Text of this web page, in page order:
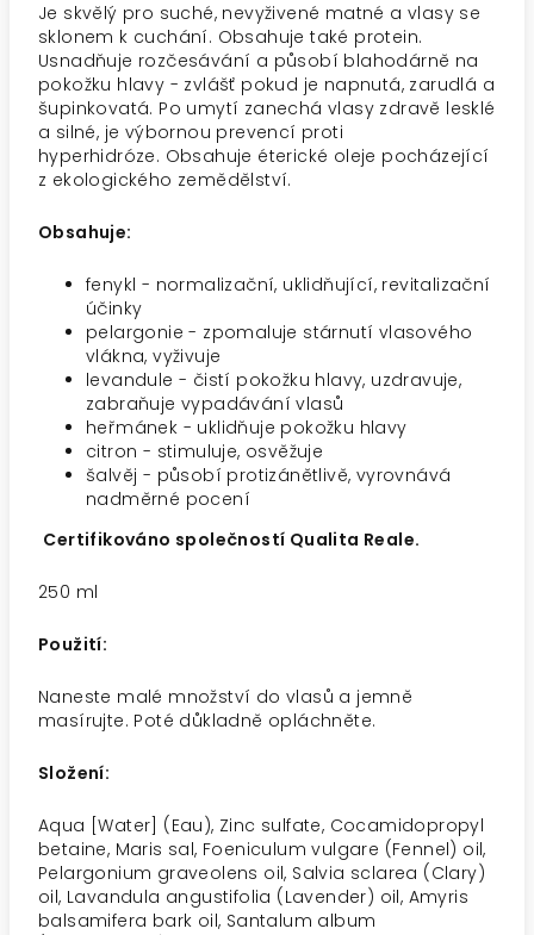
Je skvělý pro suché, nevyživené matné a vlasy se
sklonem k cuchání. Obsahuje také protein.
Usnadňuje rozčesávání a působí blahodárně na
pokožku hlavy - zvlášť pokud je napnutá, zarudlá a
šupinkovatá. Po umytí zanechá vlasy zdravě lesklé
a silné, je výbornou prevencí proti
hyperhidróze. Obsahuje éterické oleje pocházející
z ekologického zemědělství.
Obsahuje:
fenykl - normalizační, uklidňující, revitalizační
účinky
pelargonie - zpomaluje stárnutí vlasového
vlákna, vyživuje
levandule - čistí pokožku hlavy, uzdravuje,
zabraňuje vypadávání vlasů
heřmánek - uklidňuje pokožku hlavy
citron - stimuluje, osvěžuje
šalvěj - působí protizánětlivě, vyrovnává
nadměrné pocení
Certifikováno společností Qualita Reale.
250 ml
Použití:
Naneste malé množství do vlasů a jemně
masírujte. Poté důkladně opláchněte.
Složení:
Aqua [Water] (Eau), Zinc sulfate, Cocamidopropyl
betaine, Maris sal, Foeniculum vulgare (Fennel) oil,
Pelargonium graveolens oil, Salvia sclarea (Clary)
oil, Lavandula angustifolia (Lavender) oil, Amyris
balsamifera bark oil, Santalum album